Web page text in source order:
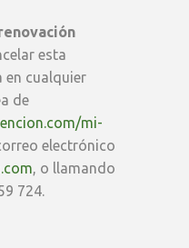
esta
en cualquier
de
mi-
electrónico
, o llamando
724.